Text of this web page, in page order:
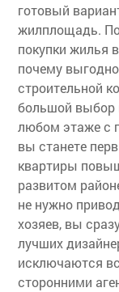
готовый
жилплощадь.
покупки жилья
почему
строительной
большой выбор
любом этаже с
вы станете
квартиры
развитом
не нужно
хозяев, вы
лучших
исключаются
сторонними